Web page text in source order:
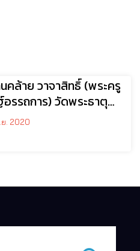
คล้าย วาจาสิทธิ์ (พระครู
รรถการ) วัดพระธาตุ
จันดี)
. 2020